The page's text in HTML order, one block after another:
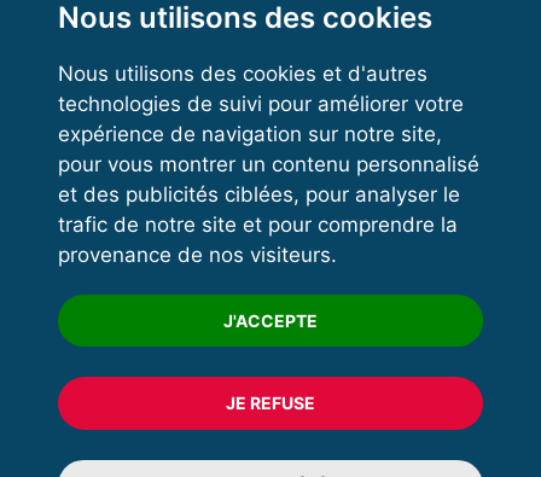
Nous utilisons des cookies
Nous utilisons des cookies et d'autres
technologies de suivi pour améliorer votre
expérience de navigation sur notre site,
pour vous montrer un contenu personnalisé
et des publicités ciblées, pour analyser le
trafic de notre site et pour comprendre la
provenance de nos visiteurs.
J'ACCEPTE
JE REFUSE
Kettlebell
VOS ESPACES
Espace dirigeant
Espace licencié
Trouver un club
Formation
© 2020 FFFORCE Tous droits réservés
Mentions légales